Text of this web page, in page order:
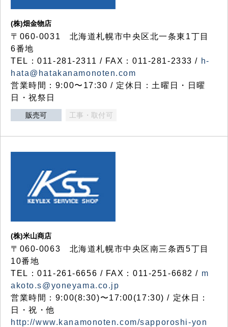
(株)畑金物店
〒060-0031 北海道札幌市中央区北一条東1丁目
6番地
TEL：011-281-2311 / FAX：011-281-2333 / h-
hata@hatakanamonoten.com
営業時間：9:00〜17:30 / 定休日：土曜日・日曜
日・祝祭日
販売可 工事・取付可
(株)米山商店
〒060-0063 北海道札幌市中央区南三条西5丁目
10番地
TEL：011-261-6656 / FAX：011-251-6682 / m
akoto.s@yoneyama.co.jp
営業時間：9:00(8:30)〜17:00(17:30) / 定休日：
日・祝・他
http://www.kanamonoten.com/sapporoshi-yon